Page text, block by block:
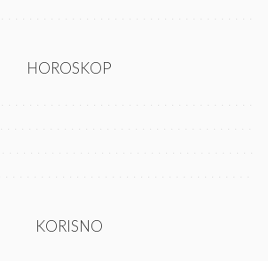
HOROSKOP
KORISNO